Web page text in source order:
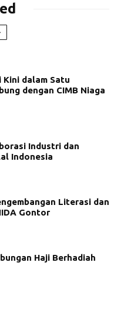
Kini dalam Satu
dengan CIMB Niaga
Industri dan
Indonesia
Literasi dan
Gontor
Haji Berhadiah